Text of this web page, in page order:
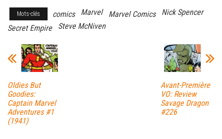
Mots-clés comics Marvel Marvel Comics
Nick Spencer
Secret Empire
Steve McNiven
Oldies But
Goodies:
Captain Marvel
Adventures #1
(1941)
Avant-Première
VO: Review
Savage Dragon
#226